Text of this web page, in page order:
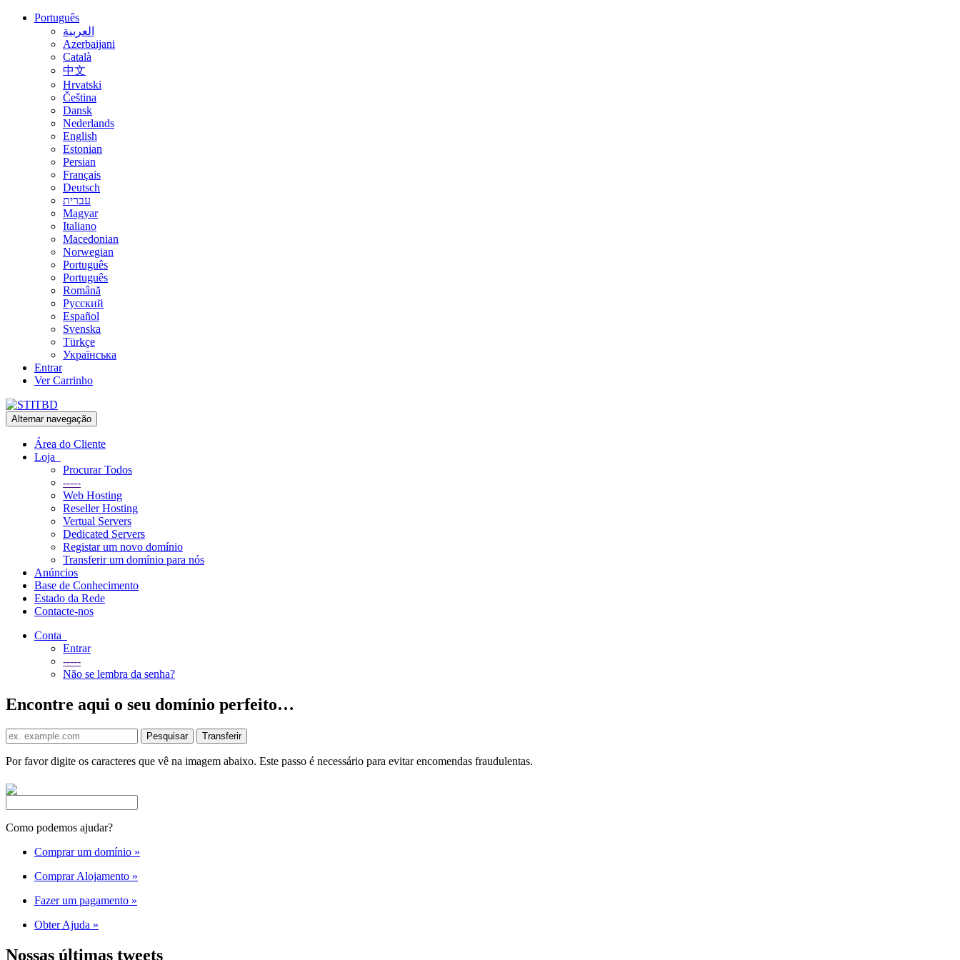
Português
العربية
Azerbaijani
Català
中文
Hrvatski
Čeština
Dansk
Nederlands
English
Estonian
Persian
Français
Deutsch
עברית
Magyar
Italiano
Macedonian
Norwegian
Português
Português
Română
Русский
Español
Svenska
Türkçe
Українська
Entrar
Ver Carrinho
Alternar navegação
Área do Cliente
Loja
Procurar Todos
-----
Web Hosting
Reseller Hosting
Vertual Servers
Dedicated Servers
Registar um novo domínio
Transferir um domínio para nós
Anúncios
Base de Conhecimento
Estado da Rede
Contacte-nos
Conta
Entrar
-----
Não se lembra da senha?
Encontre aqui o seu domínio perfeito…
Por favor digite os caracteres que vê na imagem abaixo. Este passo é necessário para evitar encomendas fraudulentas.
Como podemos ajudar?
Comprar um domínio »
Comprar Alojamento »
Fazer um pagamento »
Obter Ajuda »
Nossas últimas tweets